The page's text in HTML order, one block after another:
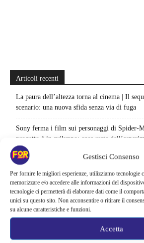
Gestisci Consenso
Per fornire le migliori esperienze, utilizziamo tecnologie
memorizzare e/o accedere alle informazioni del
tecnologie ci permetterà di elaborare dati come il
unici su questo sito. Non acconsentire o ritirare il
su alcune caratteristiche e funzioni.
Accetta
Articoli recenti
La paura dell’altezza torna al cinema | Il
scenario: una nuova sfida senza via di fuga
Sony ferma i film sui personaggi di Spider-
progetto è in sviluppo: cosa resta
Netflix saluta 16 titoli ad agosto 2026 | 3
catalogo: le date da segnare per l’ultimo
Netflix indaga sul lato oscuro del pollo
84 pasti in 28 giorni: da guardare subito
italia: quando saranno disponibili gli episodi